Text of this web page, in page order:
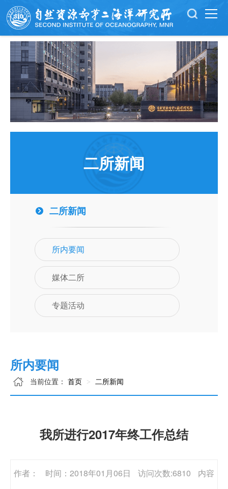
二所新闻
二所新闻
所内要闻
媒体二所
专题活动
所内要闻
当前位置： 首页 二所新闻
我所进行2017年终工作总结
作者： 时间：2018年01月06日 访问次数:6810 内容